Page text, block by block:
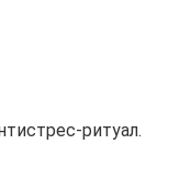
ритуал.